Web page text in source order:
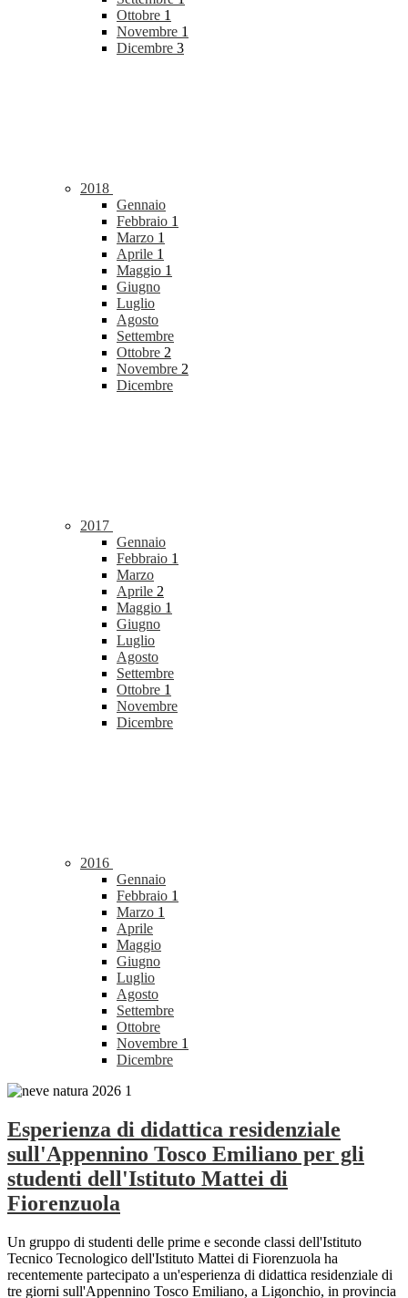
Ottobre 1
Novembre 1
Dicembre 3
2018
Gennaio
Febbraio 1
Marzo 1
Aprile 1
Maggio 1
Giugno
Luglio
Agosto
Settembre
Ottobre 2
Novembre 2
Dicembre
2017
Gennaio
Febbraio 1
Marzo
Aprile 2
Maggio 1
Giugno
Luglio
Agosto
Settembre
Ottobre 1
Novembre
Dicembre
2016
Gennaio
Febbraio 1
Marzo 1
Aprile
Maggio
Giugno
Luglio
Agosto
Settembre
Ottobre
Novembre 1
Dicembre
Esperienza di didattica residenziale
sull'Appennino Tosco Emiliano per gli
studenti dell'Istituto Mattei di
Fiorenzuola
Un gruppo di studenti delle prime e seconde classi dell'Istituto
Tecnico Tecnologico dell'Istituto Mattei di Fiorenzuola ha
recentemente partecipato a un'esperienza di didattica residenziale di
tre giorni sull'Appennino Tosco Emiliano, a Ligonchio, in provincia